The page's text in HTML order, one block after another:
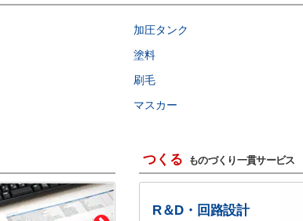
加圧タンク
塗料
刷毛
マスカー
つくる ものづくり一貫サービス
R＆D・回路設計